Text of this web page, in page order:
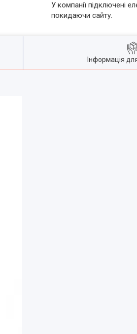
У компанії підключені
покидаючи сайту.
Інформація